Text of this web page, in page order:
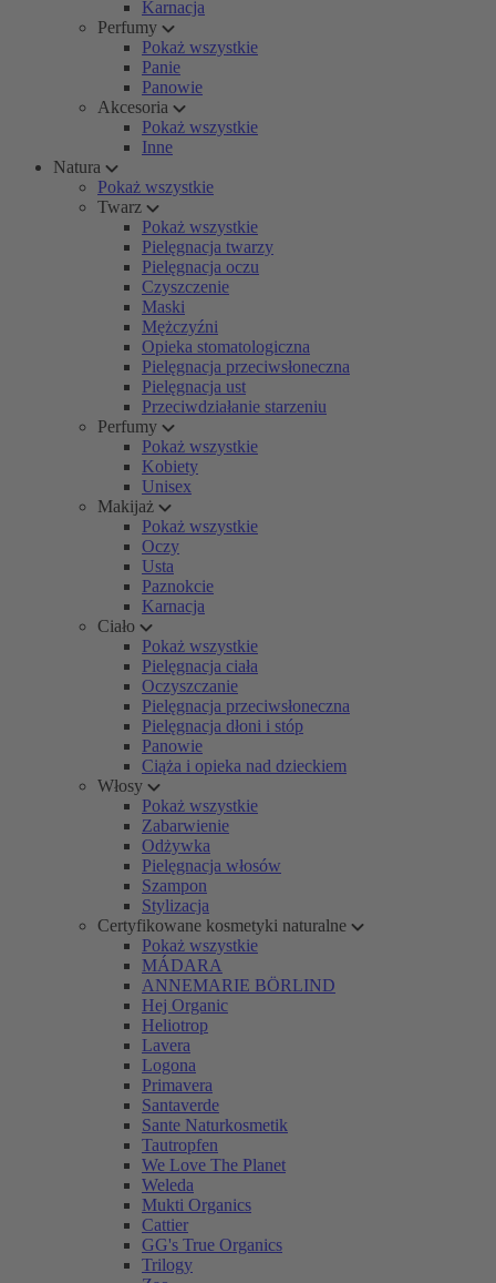
Karnacja
Perfumy
Pokaż wszystkie
Panie
Panowie
Akcesoria
Pokaż wszystkie
Inne
Natura
Pokaż wszystkie
Twarz
Pokaż wszystkie
Pielęgnacja twarzy
Pielęgnacja oczu
Czyszczenie
Maski
Mężczyźni
Opieka stomatologiczna
Pielęgnacja przeciwsłoneczna
Pielęgnacja ust
Przeciwdziałanie starzeniu
Perfumy
Pokaż wszystkie
Kobiety
Unisex
Makijaż
Pokaż wszystkie
Oczy
Usta
Paznokcie
Karnacja
Ciało
Pokaż wszystkie
Pielęgnacja ciała
Oczyszczanie
Pielęgnacja przeciwsłoneczna
Pielęgnacja dłoni i stóp
Panowie
Ciąża i opieka nad dzieckiem
Włosy
Pokaż wszystkie
Zabarwienie
Odżywka
Pielęgnacja włosów
Szampon
Stylizacja
Certyfikowane kosmetyki naturalne
Pokaż wszystkie
MÁDARA
ANNEMARIE BÖRLIND
Hej Organic
Heliotrop
Lavera
Logona
Primavera
Santaverde
Sante Naturkosmetik
Tautropfen
We Love The Planet
Weleda
Mukti Organics
Cattier
GG's True Organics
Trilogy